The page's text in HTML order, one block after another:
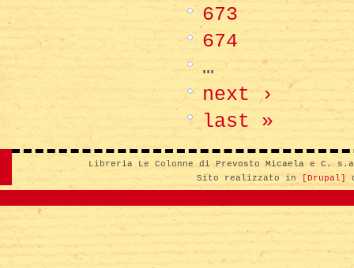
673
674
…
next ›
last »
Libreria Le Colonne di Prevosto Micaela e C.
Sito realizzato in
[Drupal]